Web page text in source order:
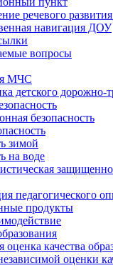
речевого
навигация ДОУ
вопросы
МЧС
детского дорожно-
безопасность
зимой
на воде
педагогического
продукты
оценка качества
оценки